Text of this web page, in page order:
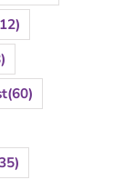
(60)